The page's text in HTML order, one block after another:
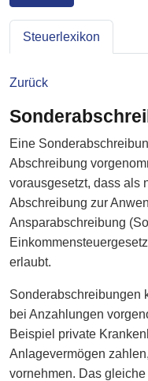
Steuerlexikon
Zurück
Eine
Abschreibung
vorausgesetzt, dass als
Abschreibung zur
Ansparabschreibung
erlaubt.
Sonderabschreibungen
bei Anzahlungen
Beispiel private
Anlagevermögen
vornehmen. Das